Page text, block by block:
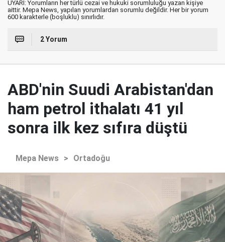
UYARI: Yorumların her türlü cezai ve hukuki sorumluluğu yazan kişiye
aittir. Mepa News, yapılan yorumlardan sorumlu değildir. Her bir yorum
600 karakterle (boşluklu) sınırlıdır.
2 Yorum
ABD'nin Suudi Arabistan'dan
ham petrol ithalatı 41 yıl
sonra ilk kez sıfıra düştü
Mepa News > Ortadoğu